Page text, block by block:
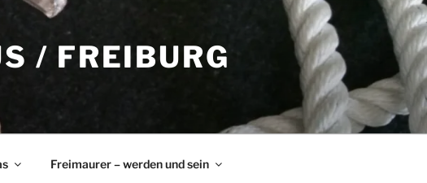
/ FREIBURG
Freimaurer – werden und sein